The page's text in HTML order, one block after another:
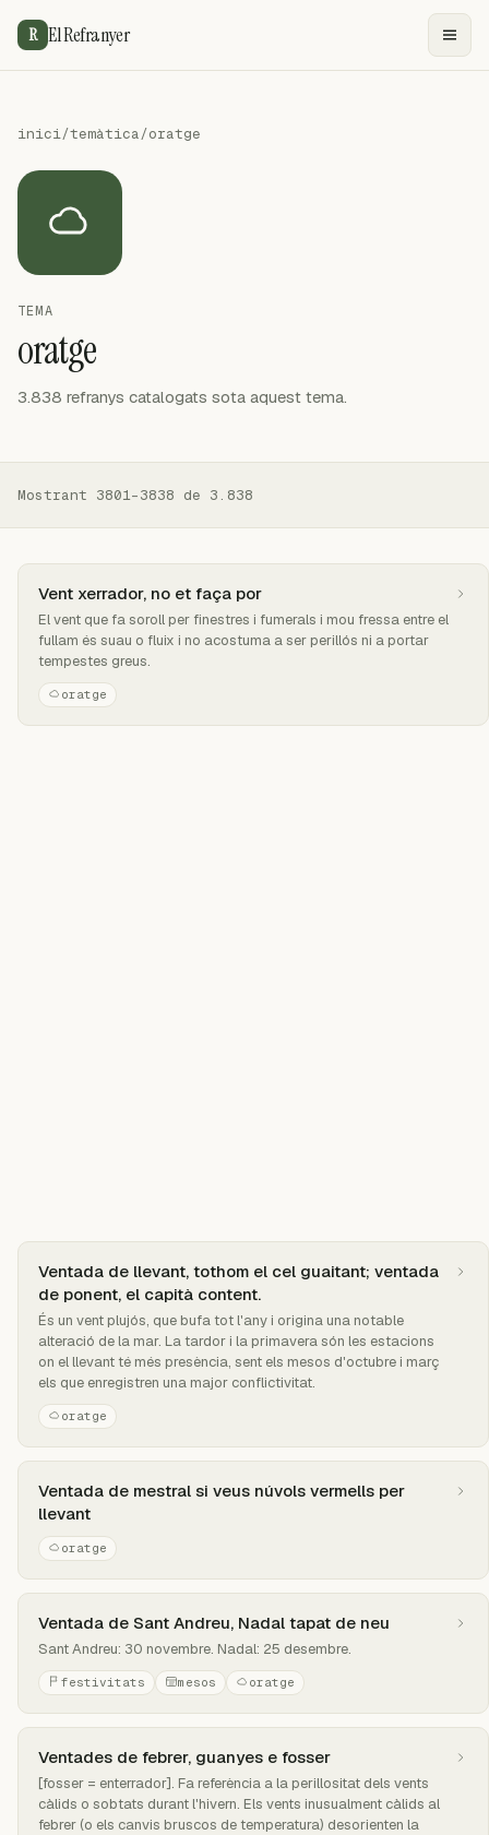
R El Refranyer
inici/temàtica/oratge
TEMA
oratge
3.838 refranys catalogats sota aquest tema.
Mostrant 3801–3838 de 3.838
Vent xerrador, no et faça por
El vent que fa soroll per finestres i fumerals i mou fressa entre el
fullam és suau o fluix i no acostuma a ser perillós ni a portar
tempestes greus.
oratge
Ventada de llevant, tothom el cel guaitant; ventada
de ponent, el capità content.
És un vent plujós, que bufa tot l'any i origina una notable
alteració de la mar. La tardor i la primavera són les estacions
on el llevant té més presència, sent els mesos d'octubre i març
els que enregistren una major conflictivitat.
oratge
Ventada de mestral si veus núvols vermells per
llevant
oratge
Ventada de Sant Andreu, Nadal tapat de neu
Sant Andreu: 30 novembre. Nadal: 25 desembre.
festivitats mesos oratge
Ventades de febrer, guanyes e fosser
[fosser = enterrador]. Fa referència a la perillositat dels vents
càlids o sobtats durant l'hivern. Els vents inusualment càlids al
febrer (o els canvis bruscos de temperatura) desorienten la